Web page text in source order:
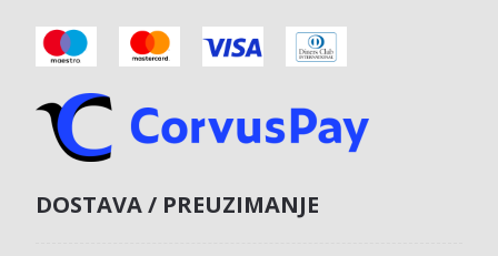
DOSTAVA / PREUZIMANJE